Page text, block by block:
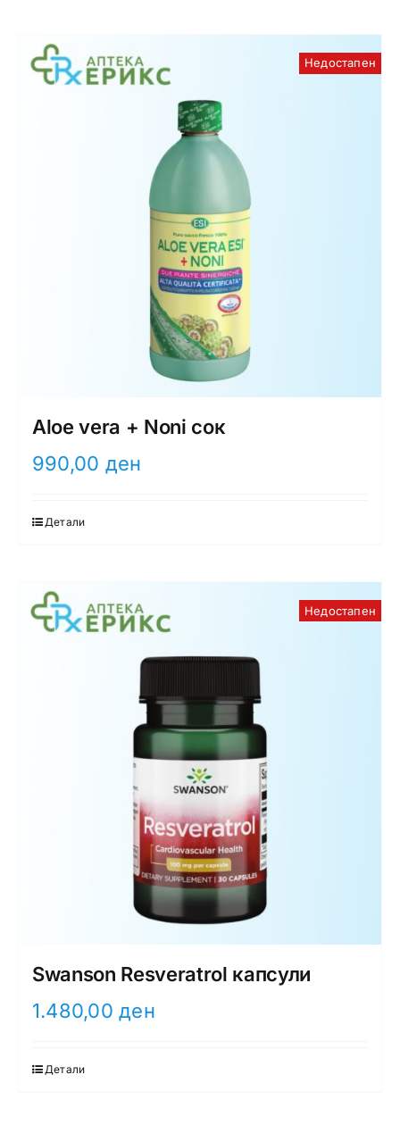
Недостапен
Aloe vera + Noni сок
990,00 ден
Детали
Недостапен
Swanson Resveratrol капсули
1.480,00ден
Детали